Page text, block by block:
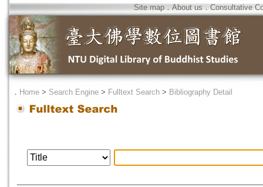
Site map．About us ． Consultative
． Home > Search Engine > Fulltext Search > Bibliography Detail